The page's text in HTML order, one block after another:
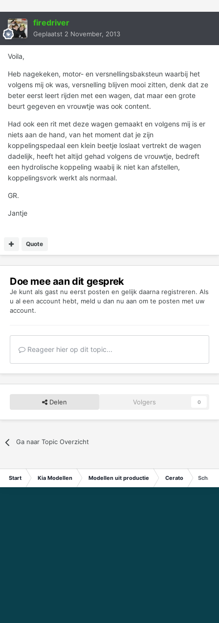
firedriver
Geplaatst 2 November, 2013
Voila,
Heb nagekeken, motor- en versnellingsbaksteun waarbij het
volgens mij ok was, versnelling blijven mooi zitten, denk dat ze
beter eerst leert rijden met een wagen, dat maar een grote
beurt gegeven en vrouwtje was ook content.
Had ook een rit met deze wagen gemaakt en volgens mij is er
niets aan de hand, van het moment dat je zijn
koppelingspedaal een klein beetje loslaat vertrekt de wagen
dadelijk, heeft het altijd gehad volgens de vrouwtje, bedreft
een hydrolische koppeling waabij ik niet kan afstellen,
koppelingsvork werkt als normaal.
GR.
Jantje
Quote
Doe mee aan dit gesprek
Je kunt als gast nu eerst posten en gelijk daarna registreren. Als
u al een account hebt, meld u dan nu aan om te posten met uw
account.
Reageer hier op dit topic...
Delen Volgers 0
Ga naar Topic Overzicht
Start Kia Modellen Modellen uit productie Cerato